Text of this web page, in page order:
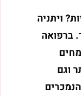
ויתניה
ברפואה